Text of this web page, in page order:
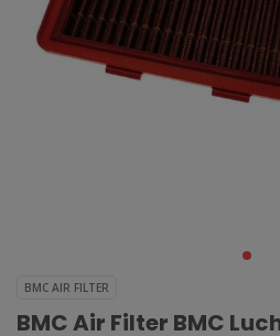
BMC AIR FILTER
BMC Air Filter BMC